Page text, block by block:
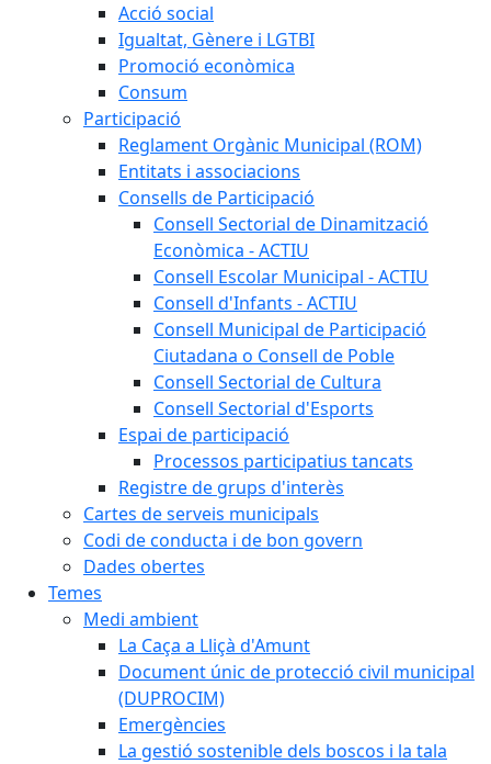
Acció social
Igualtat, Gènere i LGTBI
Promoció econòmica
Consum
Participació
Reglament Orgànic Municipal (ROM)
Entitats i associacions
Consells de Participació
Consell Sectorial de Dinamització
Econòmica - ACTIU
Consell Escolar Municipal - ACTIU
Consell d'Infants - ACTIU
Consell Municipal de Participació
Ciutadana o Consell de Poble
Consell Sectorial de Cultura
Consell Sectorial d'Esports
Espai de participació
Processos participatius tancats
Registre de grups d'interès
Cartes de serveis municipals
Codi de conducta i de bon govern
Dades obertes
Temes
Medi ambient
La Caça a Lliçà d'Amunt
Document únic de protecció civil municipal
(DUPROCIM)
Emergències
La gestió sostenible dels boscos i la tala